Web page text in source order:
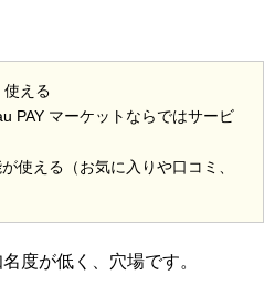
使える
PAY マーケットならではサービ
使える（お気に入りや口コミ、
度が低く、穴場です。